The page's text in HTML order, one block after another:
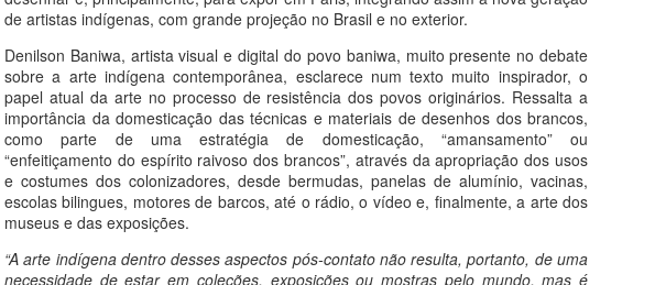
de artistas indígenas, com grande projeção no Brasil e no exterior.
Denilson Baniwa, artista visual e digital do povo baniwa, muito presente no debate
sobre a arte indígena contemporânea, esclarece num texto muito inspirador, o
papel atual da arte no processo de resistência dos povos originários. Ressalta a
importância da domesticação das técnicas e materiais de desenhos dos brancos,
como parte de uma estratégia de domesticação, “amansamento” ou
“enfeitiçamento do espírito raivoso dos brancos”, através da apropriação dos usos
e costumes dos colonizadores, desde bermudas, panelas de alumínio, vacinas,
escolas bilingues, motores de barcos, até o rádio, o vídeo e, finalmente, a arte dos
museus e das exposições.
“A arte indígena dentro desses aspectos pós-contato não resulta, portanto, de uma
necessidade de estar em coleções, exposições ou mostras pelo mundo, mas é
Do livro O Romance da História - História do Mundo Através da
Literatura
Apresentação
Você começa aqui uma viagem no tempo pelos sete mares nas asas
da imaginação literária. São 22 paradas em terras e culturas tão
distantes do mundo atual e, ao mesmo tempo, tão próximas do que já
carregamos na alma.
JUL
16
Masp e Pinacoteca
Viagem de Encerramento 2026